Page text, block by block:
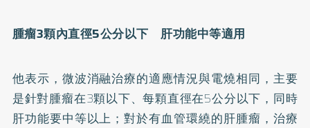
腫瘤3顆內直徑5公分以下 肝功能中等適用
他表示，微波消融治療的適應情況與電燒相同，主要
是針對腫瘤在3顆以下、每顆直徑在5公分以下，同時
肝功能要中等以上；對於有血管環繞的肝腫瘤，治療